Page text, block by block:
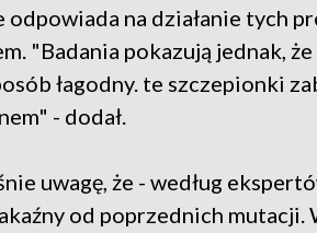
odpowiada na działanie tych
"Badania pokazują jednak,
łagodny. te szczepionki
- dodał.
uwagę, że - według
od poprzednich mutacji.